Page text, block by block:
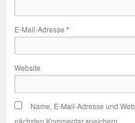
E-Mail-Adresse *
Website
Name, E-Mail-Adresse und